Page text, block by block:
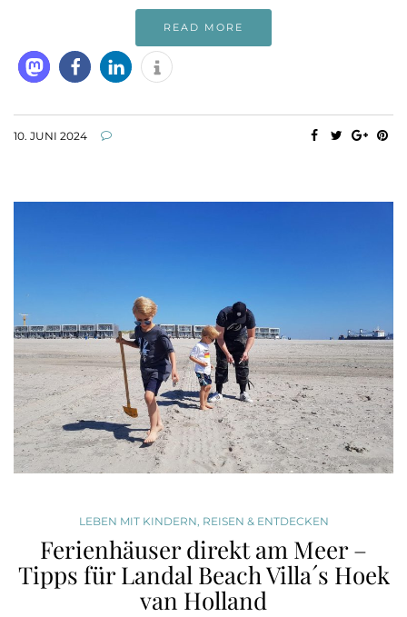
READ MORE
10. JUNI 2024
LEBEN MIT KINDERN REISEN & ENTDECKEN
Ferienhäuser direkt am Meer –
Tipps für Landal Beach Villa´s Hoek
van Holland